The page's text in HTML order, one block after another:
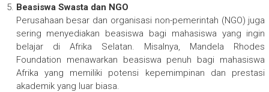
Beasiswa Swasta dan NGO
Perusahaan besar dan organisasi non-pemerintah (NGO) juga
sering menyediakan beasiswa bagi mahasiswa yang ingin
belajar di Afrika Selatan. Misalnya, Mandela Rhodes
Foundation menawarkan beasiswa penuh bagi mahasiswa
Afrika yang memiliki potensi kepemimpinan dan prestasi
akademik yang luar biasa.